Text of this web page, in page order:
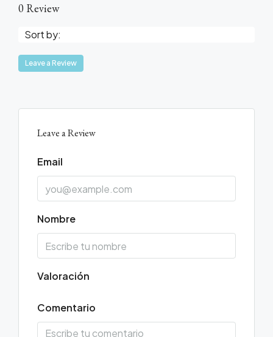
0 Review
Sort by:
Leave a Review
Leave a Review
Email
Nombre
Valoración
Comentario